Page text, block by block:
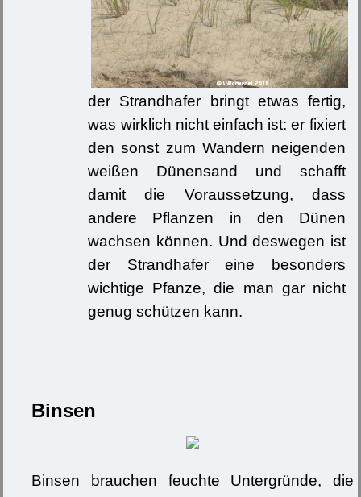
der Strandhafer bringt etwas fertig,
was wirklich nicht einfach ist: er fixiert
den sonst zum Wandern neigenden
weißen Dünensand und schafft
damit die Voraussetzung, dass
andere Pflanzen in den Dünen
wachsen können. Und deswegen ist
der Strandhafer eine besonders
wichtige Pfanze, die man gar nicht
genug schützen kann.
Binsen
Binsen brauchen feuchte Untergründe, die